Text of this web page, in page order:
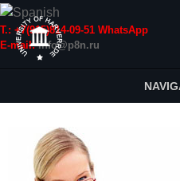
Т.: +7(915)814-09-51 WhatsApp
E-mail:info@p8n.ru